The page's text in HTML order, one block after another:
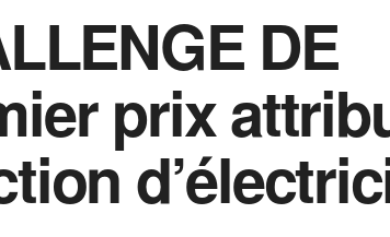
DE
prix